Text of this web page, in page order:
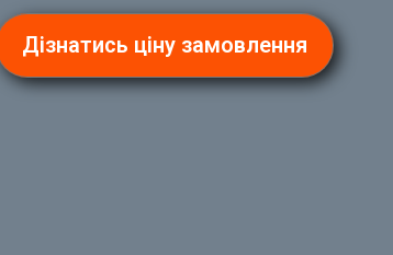
Дізнатись ціну замовлення